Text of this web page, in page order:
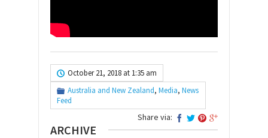
October 21, 2018 at 1:35 am
Australia and New Zealand, Media, News
Feed
Share via:
ARCHIVE